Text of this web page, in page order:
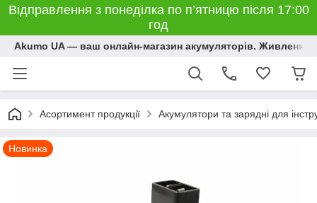
Відправлення з понеділка по п’ятницю після 17:00
год
Akumo UA — ваш онлайн-магазин акумуляторів. Живлення,
Асортимент продукції Акумулятори та зарядні для
Новинка